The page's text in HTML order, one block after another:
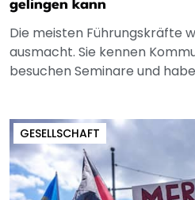
gelingen kann
Die meisten Führungskräfte
ausmacht. Sie kennen
besuchen Seminare und
GESELLSCHAFT